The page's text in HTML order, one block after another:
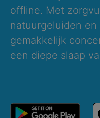
offline. Met
natuurgeluiden
gemakkelijk
een diepe slaap